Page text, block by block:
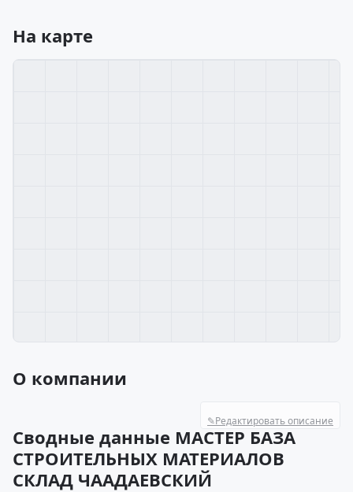
На карте
О компании
✎Редактировать описание
Сводные данные МАСТЕР БАЗА
СТРОИТЕЛЬНЫХ МАТЕРИАЛОВ
СКЛАД ЧААДАЕВСКИЙ